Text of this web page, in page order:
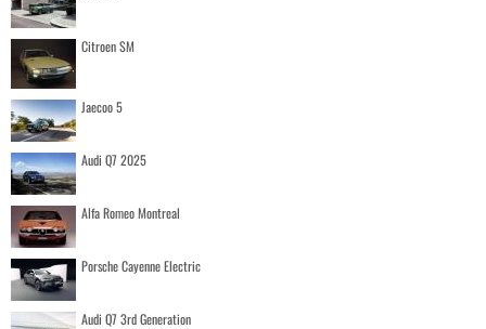
Citroen SM
Jaecoo 5
Audi Q7 2025
Alfa Romeo Montreal
Porsche Cayenne Electric
Audi Q7 3rd Generation